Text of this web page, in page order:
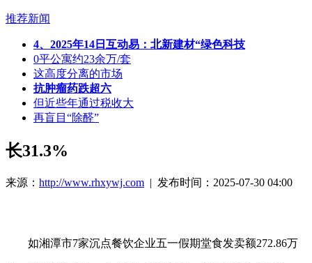
推荐新闻
4、2025年14日互动易：北新建材“绿色科技
0平公寓约23余万/套
这高度分离的市场
抗肿瘤药跌超六
但近些年通过税收大
再盲目“除醛”
长31.3%
来源： http://www.rhxywj.com | 发布时间：2025-07-30 04:00
如湘潭市7家沉点餐饮企业五一假期堂食发卖额272.86万